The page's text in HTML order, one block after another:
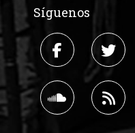
Síguenos